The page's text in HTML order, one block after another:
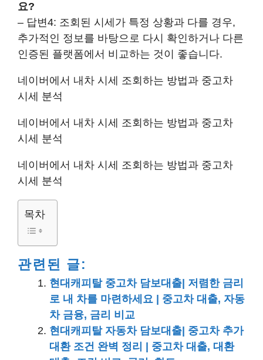
요?
– 답변4: 조회된 시세가 특정 상황과 다를 경우,
추가적인 정보를 바탕으로 다시 확인하거나 다른
인증된 플랫폼에서 비교하는 것이 좋습니다.
네이버에서 내차 시세 조회하는 방법과 중고차
시세 분석
네이버에서 내차 시세 조회하는 방법과 중고차
시세 분석
네이버에서 내차 시세 조회하는 방법과 중고차
시세 분석
목차
관련된 글:
현대캐피탈 중고차 담보대출| 저렴한 금리
로 내 차를 마련하세요 | 중고차 대출, 자동
차 금융, 금리 비교
현대캐피탈 자동차 담보대출| 중고차 추가
대환 조건 완벽 정리 | 중고차 대출, 대환